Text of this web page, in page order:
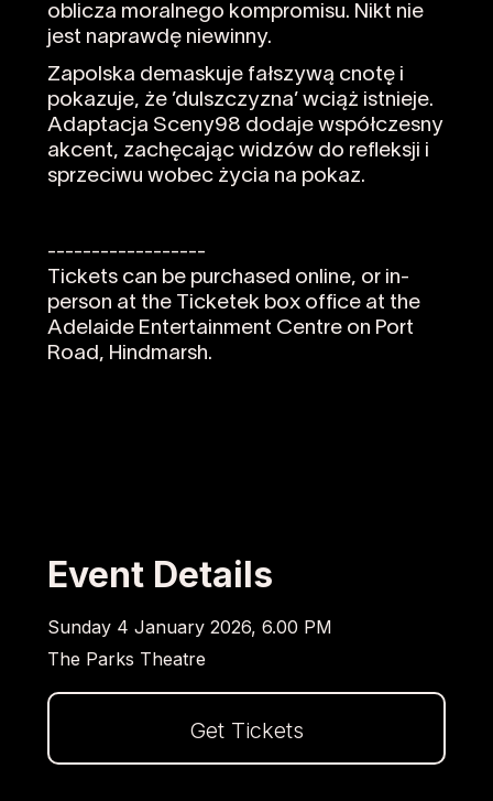
oblicza moralnego kompromisu. Nikt nie
jest naprawdę niewinny.
Zapolska demaskuje fałszywą cnotę i
pokazuje, że ’dulszczyzna’ wciąż istnieje.
Adaptacja Sceny98 dodaje współczesny
akcent, zachęcając widzów do refleksji i
sprzeciwu wobec życia na pokaz.
------------------
Tickets can be purchased online, or in-
person at the Ticketek box office at the
Adelaide Entertainment Centre on Port
Road, Hindmarsh.
Event Details
Sunday 4 January 2026, 6.00 PM
The Parks Theatre
Get Tickets
Dalej